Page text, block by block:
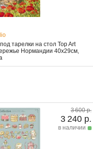
тарелки на стол Top Art
Нормандии 40x29см,
3 600 р.
3 240 р.
в наличии